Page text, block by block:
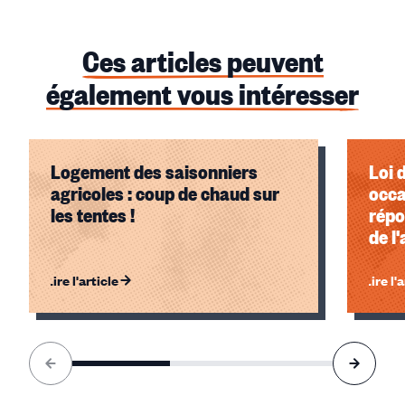
Ces articles peuvent
également vous intéresser
Logement des saisonniers
agricoles : coup de chaud sur
les tentes !
Lire l'article
Loi
de
Lire